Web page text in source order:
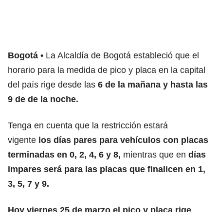
Bogotá
La Alcaldía de Bogotá estableció que el
horario para la medida de pico y placa en la capital
del país rige desde las 6 de la mañana y hasta las
9 de de la noche.
Tenga en cuenta que la restricción estará
vigente los días pares para vehículos con placas
terminadas en 0, 2, 4, 6 y 8, mientras que en días
impares será para las placas que finalicen en 1,
3, 5, 7 y 9.
Hoy viernes 25 de marzo el pico y placa rige